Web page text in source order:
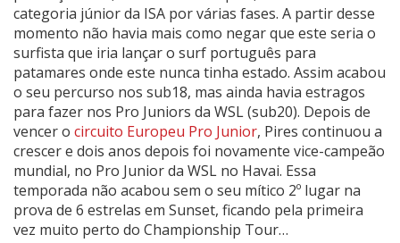
categoria júnior da ISA por várias fases. A partir desse
momento não havia mais como negar que este seria o
surfista que iria lançar o surf português para
patamares onde este nunca tinha estado. Assim acabou
o seu percurso nos sub18, mas ainda havia estragos
para fazer nos Pro Juniors da WSL (sub20). Depois de
vencer o circuito Europeu Pro Junior, Pires continuou a
crescer e dois anos depois foi novamente vice-campeão
mundial, no Pro Junior da WSL no Havai. Essa
temporada não acabou sem o seu mítico 2º lugar na
prova de 6 estrelas em Sunset, ficando pela primeira
vez muito perto do Championship Tour…